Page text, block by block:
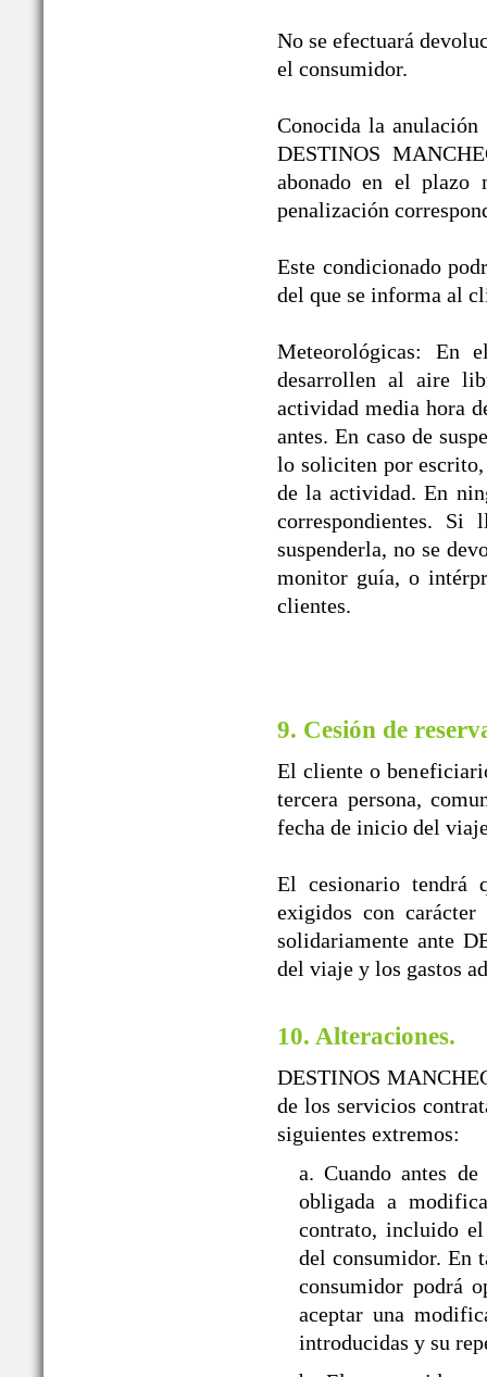
No se efectuará
el consumidor.
Conocida la
DESTINOS
abonado en el plazo
penalización
Este condicionado
del que se informa al
Meteorológicas: En
desarrollen al aire
actividad media hora
antes. En caso de
lo soliciten por
de la actividad. En
correspondientes. Si
suspenderla, no se
monitor guía, o
clientes.
9. Cesión de
El cliente o
tercera persona,
fecha de inicio del
El cesionario tendrá
exigidos con
solidariamente ante
del viaje y los gastos
10. Alteraciones.
DESTINOS
de los servicios
siguientes extremos:
a. Cuando antes
obligada a
contrato, incluido el
del consumidor. En
consumidor podrá
aceptar una
introducidas y su